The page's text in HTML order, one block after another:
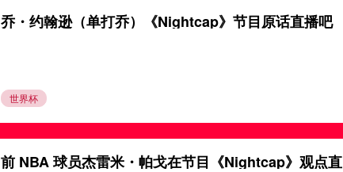
乔・约翰逊（单打乔）《Nightcap》节目原话直播吧
世界杯
前 NBA 球员杰雷米・帕戈在节目《Nightcap》观点直